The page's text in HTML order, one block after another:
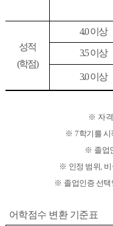
성적
(학점)
4.0이상
3.5이상
3.0이상
※ 자
※ 7학기를
※ 졸업
※ 인정 범위, 비
※ 졸업인증 선
어학점수 변환 기준표